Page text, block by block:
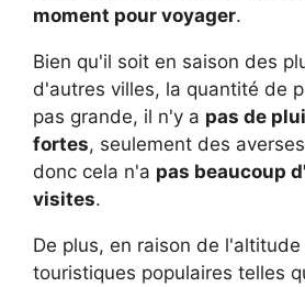
moment pour voyager.
Bien qu'il soit en saison des
d'autres villes, la quantité de
pas grande, il n'y a pas de
fortes, seulement des
donc cela n'a pas beaucoup
visites.
De plus, en raison de
touristiques populaires telles